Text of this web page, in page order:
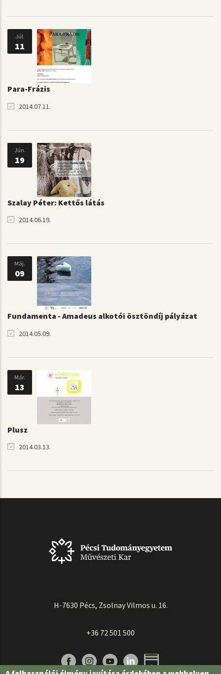
Júl.
11
Para-Frázis
2014.07.11.
Jún.
19
Szalay Péter: Kettős látás
2014.06.19.
Máj.
09
Fundamenta - Amadeus alkotói ösztöndíj pályázat
2014.05.09.
Már.
13
Plusz
2014.03.13.
H-7630 Pécs, Zsolnay Vilmos u. 16.
+36 72 501 500